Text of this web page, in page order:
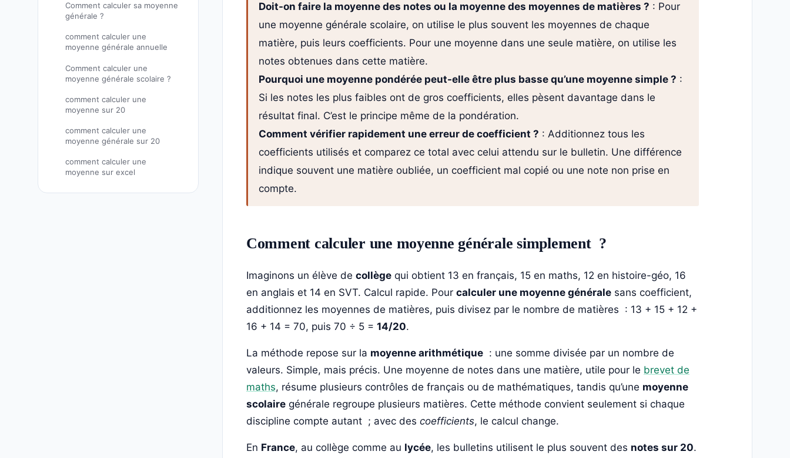
Comment calculer sa moyenne
générale ?
comment calculer une
moyenne générale annuelle
Comment calculer une
moyenne générale scolaire ?
comment calculer une
moyenne sur 20
comment calculer une
moyenne générale sur 20
comment calculer une
moyenne sur excel
Doit-on faire la moyenne des notes ou la moyenne des moyennes de matières ? : Pour
une moyenne générale scolaire, on utilise le plus souvent les moyennes de chaque
matière, puis leurs coefficients. Pour une moyenne dans une seule matière, on utilise les
notes obtenues dans cette matière.
Pourquoi une moyenne pondérée peut-elle être plus basse qu’une moyenne simple ? :
Si les notes les plus faibles ont de gros coefficients, elles pèsent davantage dans le
résultat final. C’est le principe même de la pondération.
Comment vérifier rapidement une erreur de coefficient ? : Additionnez tous les
coefficients utilisés et comparez ce total avec celui attendu sur le bulletin. Une différence
indique souvent une matière oubliée, un coefficient mal copié ou une note non prise en
compte.
Comment calculer une moyenne générale simplement ?
Imaginons un élève de collègequi obtient 13 en français, 15 en maths, 12 en histoire-géo, 16
en anglais et 14 en SVT. Calcul rapide. Pour calculer une moyenne généralesans coefficient,
additionnez les moyennes de matières, puis divisez par le nombre de matières : 13 + 15 + 12 +
16 + 14 = 70, puis 70 ÷ 5 = 14/20.
La méthode repose sur la moyenne arithmétique: une somme divisée par un nombre de
valeurs. Simple, mais précis. Une moyenne de notes dans une matière, utile pour le brevet de
maths, résume plusieurs contrôles de français ou de mathématiques, tandis qu’une moyenne
scolairegénérale regroupe plusieurs matières. Cette méthode convient seulement si chaque
discipline compte autant ; avec des coefficients, le calcul change.
En France, au collège comme au lycée, les bulletins utilisent le plus souvent des notes sur 20.